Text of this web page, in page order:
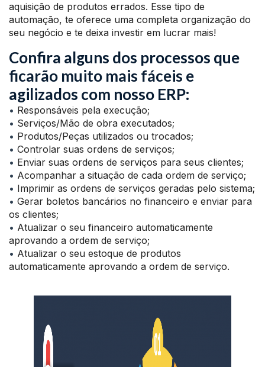
aquisição de produtos errados. Esse tipo de
automação, te oferece uma completa organização do
seu negócio e te deixa investir em lucrar mais!
Confira alguns dos processos que
ficarão muito mais fáceis e
agilizados com nosso ERP:
• Responsáveis pela execução;
• Serviços/Mão de obra executados;
• Produtos/Peças utilizados ou trocados;
• Controlar suas ordens de serviços;
• Enviar suas ordens de serviços para seus clientes;
• Acompanhar a situação de cada ordem de serviço;
• Imprimir as ordens de serviços geradas pelo sistema;
• Gerar boletos bancários no financeiro e enviar para
os clientes;
• Atualizar o seu financeiro automaticamente
aprovando a ordem de serviço;
• Atualizar o seu estoque de produtos
automaticamente aprovando a ordem de serviço.